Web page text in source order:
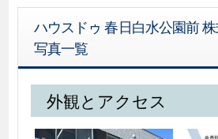
ハウスドゥ 春日白水公園前
写真一覧
外観とアクセス